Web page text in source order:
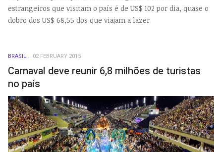
estrangeiros que visitam o país é de US$ 102 por dia, quase o
dobro dos US$ 68,55 dos que viajam a lazer
BRASIL 02 FEBRUARY 2015
Carnaval deve reunir 6,8 milhões de turistas
no país